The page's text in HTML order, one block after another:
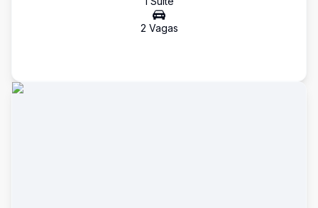
2 Vagas